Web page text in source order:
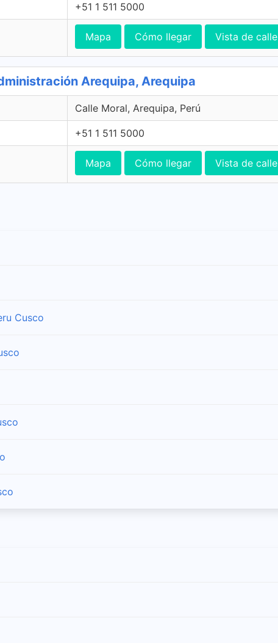
+51 1 511 5000
Mapa Cómo llegar Vista de calle
Arequipa, Arequipa
Calle Moral, Arequipa, Perú
+51 1 511 5000
Mapa Cómo llegar Vista de calle
Cusco